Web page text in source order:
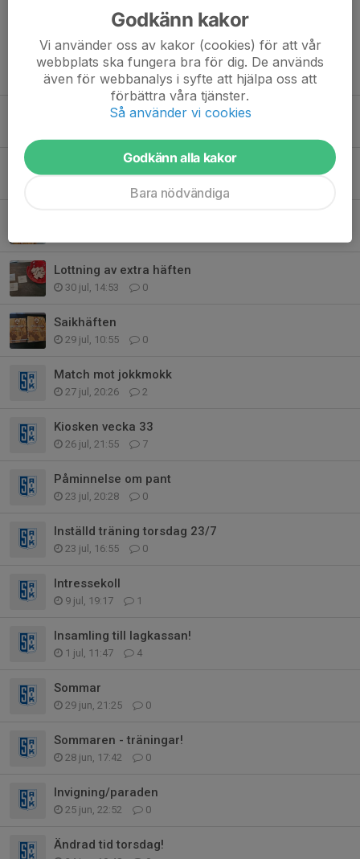
Tidigare nyheter
Försäljning av plastpåsar
Ändrad tid matchen lördag
Lottning av extra häften
30 jul, 14:53 0
Saikhäften
29 jul, 10:55 0
Match mot jokkmokk
27 jul, 20:26 2
Kiosken vecka 33
26 jul, 21:55 7
Påminnelse om pant
23 jul, 20:28 0
Inställd träning torsdag 23/7
23 jul, 16:55 0
Intressekoll
9 jul, 19:17 1
Insamling till lagkassan!
1 jul, 11:47 4
Sommar
29 jun, 21:25 0
Sommaren - träningar!
28 jun, 17:42 0
Invigning/paraden
25 jun, 22:52 0
Ändrad tid torsdag!
Godkänn kakor
Vi använder oss av kakor (cookies) för att vår
webbplats ska fungera bra för dig. De används
även för webbanalys i syfte att hjälpa oss att
förbättra våra tjänster.
Så använder vi cookies
Godkänn alla kakor
Bara nödvändiga